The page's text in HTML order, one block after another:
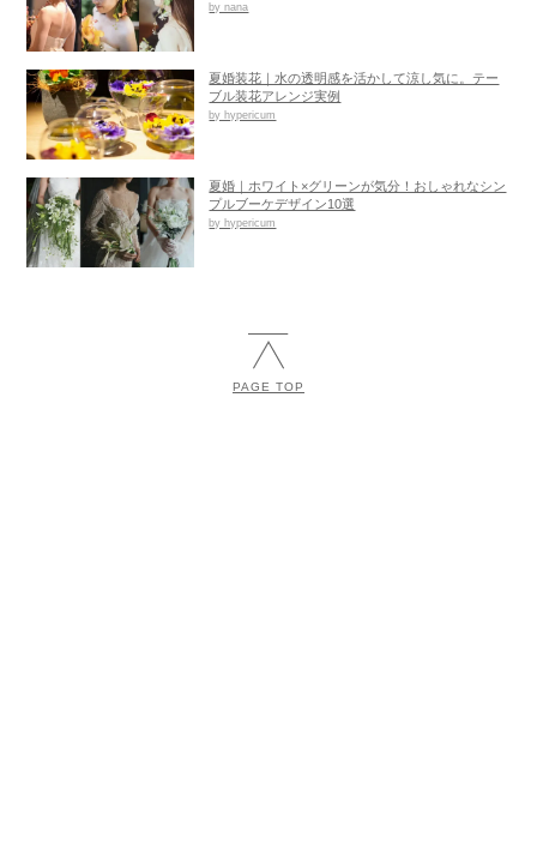
by nana
夏婚装花｜水の透明感を活かして涼し気に。テー
ブル装花アレンジ実例
by hypericum
夏婚｜ホワイト×グリーンが気分！おしゃれなシン
プルブーケデザイン10選
by hypericum
PAGE TOP